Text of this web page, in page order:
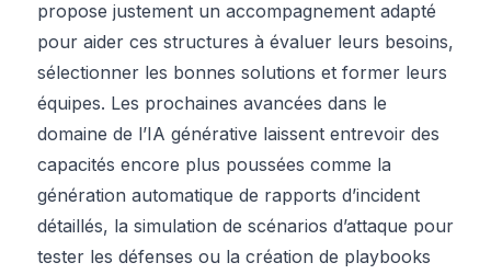
propose justement un accompagnement adapté
pour aider ces structures à évaluer leurs besoins,
sélectionner les bonnes solutions et former leurs
équipes. Les prochaines avancées dans le
domaine de l’IA générative laissent entrevoir des
capacités encore plus poussées comme la
génération automatique de rapports d’incident
détaillés, la simulation de scénarios d’attaque pour
tester les défenses ou la création de playbooks